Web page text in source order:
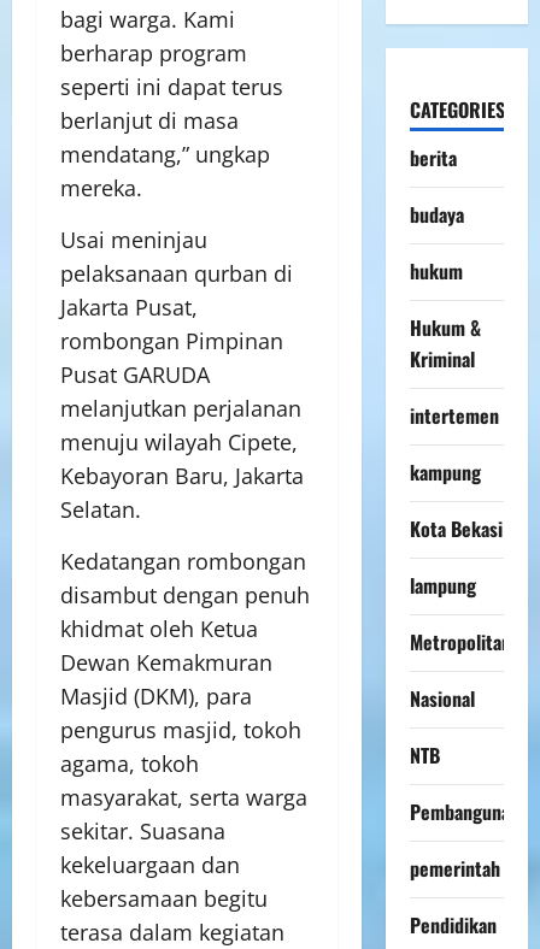
bagi warga. Kami
berharap program
seperti ini dapat terus
berlanjut di masa
mendatang,” ungkap
mereka.
Usai meninjau
pelaksanaan qurban di
Jakarta Pusat,
rombongan Pimpinan
Pusat GARUDA
melanjutkan perjalanan
menuju wilayah Cipete,
Kebayoran Baru, Jakarta
Selatan.
Kedatangan rombongan
disambut dengan penuh
khidmat oleh Ketua
Dewan Kemakmuran
Masjid (DKM), para
pengurus masjid, tokoh
agama, tokoh
masyarakat, serta warga
sekitar. Suasana
kekeluargaan dan
kebersamaan begitu
terasa dalam kegiatan
CATEGORIES
berita
budaya
hukum
Hukum &
Kriminal
intertemen
kampung
Kota Bekasi
lampung
Metropolitan
Nasional
NTB
Pembangunan
pemerintah
Pendidikan